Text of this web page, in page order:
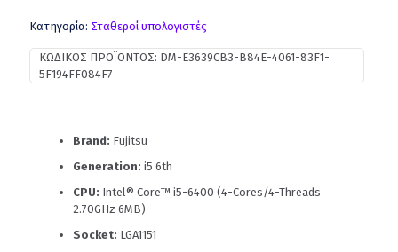
Κατηγορία: Σταθεροί υπολογιστές
ΚΩΔΙΚΌΣ ΠΡΟΪΌΝΤΟΣ: DM-E3639CB3-B84E-4061-83F1-
5F194FF084F7
Brand: Fujitsu
Generation: i5 6th
CPU: Intel® Core™ i5-6400 (4-Cores/4-Threads
2.70GHz 6MB)
Socket: LGA1151